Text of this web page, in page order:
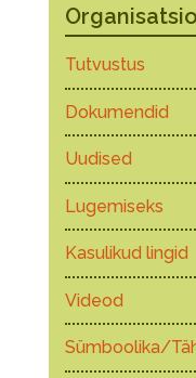
Tutvustus
Dokumendid
Uudised
Lugemiseks
Kasulikud lingid
Videod
Sümboolika/